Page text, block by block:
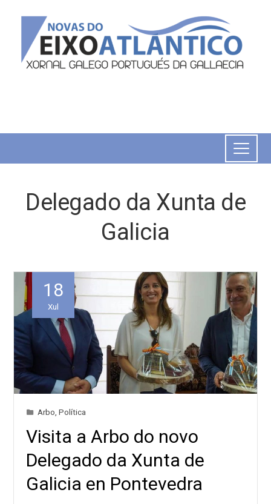
Delegado da Xunta de
Galicia
18
Xul
Arbo ,Política
Visita a Arbo do novo
Delegado da Xunta de
Galicia en Pontevedra